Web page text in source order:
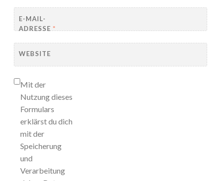
E-MAIL-
ADRESSE *
WEBSITE
Mit der
Nutzung dieses
Formulars
erklärst du dich
mit der
Speicherung
und
Verarbeitung